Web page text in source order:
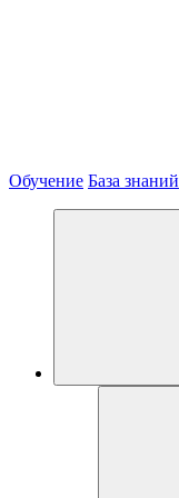
Обучение База знаний